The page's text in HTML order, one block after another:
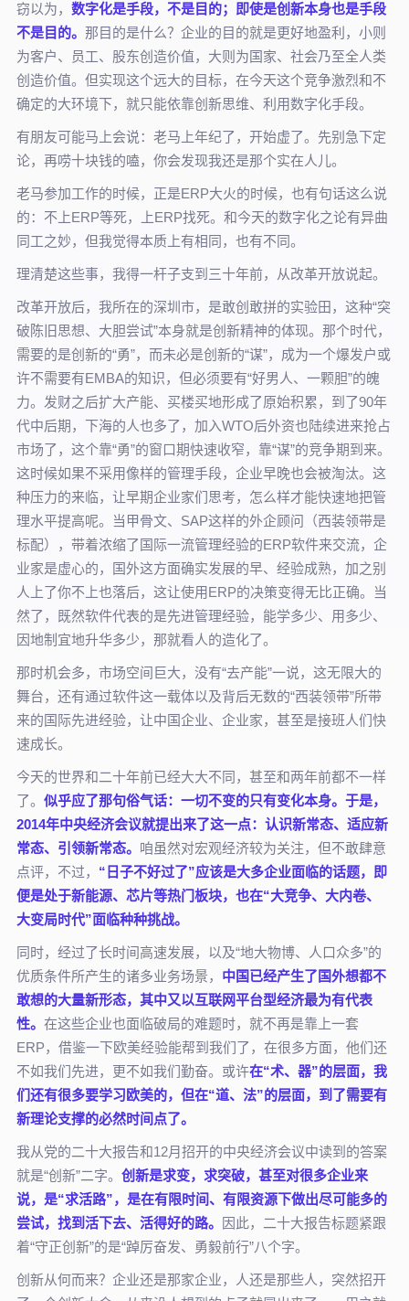
窃以为， 数字化是手段，不是目的；即使是创新本身也是手段
不是目的。 那目的是什么？企业的目的就是更好地盈利，小则
为客户、员工、股东创造价值，大则为国家、社会乃至全人类
创造价值。但实现这个远大的目标，在今天这个竞争激烈和不
确定的大环境下，就只能依靠创新思维、利用数字化手段。
有朋友可能马上会说：老马上年纪了，开始虚了。先别急下定
论，再唠十块钱的嗑，你会发现我还是那个实在人儿。
老马参加工作的时候，正是ERP大火的时候，也有句话这么说
的：不上ERP等死，上ERP找死。和今天的数字化之论有异曲
同工之妙，但我觉得本质上有相同，也有不同。
理清楚这些事，我得一杆子支到三十年前，从改革开放说起。
改革开放后，我所在的深圳市，是敢创敢拼的实验田，这种“突
破陈旧思想、大胆尝试”本身就是创新精神的体现。那个时代，
需要的是创新的“勇”，而未必是创新的“谋”，成为一个爆发户或
许不需要有EMBA的知识，但必须要有“好男人、一颗胆”的魄
力。发财之后扩大产能、买楼买地形成了原始积累，到了90年
代中后期，下海的人也多了，加入WTO后外资也陆续进来抢占
市场了，这个靠“勇”的窗口期快速收窄，靠“谋”的竞争期到来。
这时候如果不采用像样的管理手段，企业早晚也会被淘汰。这
种压力的来临，让早期企业家们思考，怎么样才能快速地把管
理水平提高呢。当甲骨文、SAP这样的外企顾问（西装领带是
标配），带着浓缩了国际一流管理经验的ERP软件来交流，企
业家是虚心的，国外这方面确实发展的早、经验成熟，加之别
人上了你不上也落后，这让使用ERP的决策变得无比正确。当
然了，既然软件代表的是先进管理经验，能学多少、用多少、
因地制宜地升华多少，那就看人的造化了。
那时机会多，市场空间巨大，没有“去产能”一说，这无限大的
舞台，还有通过软件这一载体以及背后无数的“西装领带”所带
来的国际先进经验，让中国企业、企业家，甚至是接班人们快
速成长。
今天的世界和二十年前已经大大不同，甚至和两年前都不一样
了。 似乎应了那句俗气话：一切不变的只有变化本身。于是，
2014年中央经济会议就提出来了这一点：认识新常态、适应新
常态、引领新常态。 咱虽然对宏观经济较为关注，但不敢肆意
点评，不过， “日子不好过了”应该是大多企业面临的话题，即
便是处于新能源、芯片等热门板块，也在“大竞争、大内卷、
大变局时代”面临种种挑战。
同时，经过了长时间高速发展，以及“地大物博、人口众多”的
优质条件所产生的诸多业务场景， 中国已经产生了国外想都不
敢想的大量新形态，其中又以互联网平台型经济最为有代表
性。 在这些企业也面临破局的难题时，就不再是靠上一套
ERP，借鉴一下欧美经验能帮到我们了，在很多方面，他们还
不如我们先进，更不如我们勤奋。或许在“术、器”的层面，我
们还有很多要学习欧美的，但在“道、法”的层面，到了需要有
新理论支撑的必然时间点了。
我从党的二十大报告和12月招开的中央经济会议中读到的答案
就是“创新”二字。 创新是求变，求突破，甚至对很多企业来
说，是“求活路”，是在有限时间、有限资源下做出尽可能多的
尝试，找到活下去、活得好的路。
因此，二十大报告标题紧跟
着“守正创新”的是“踔厉奋发、勇毅前行”八个字。
创新从何而来？企业还是那家企业，人还是那些人，突然招开